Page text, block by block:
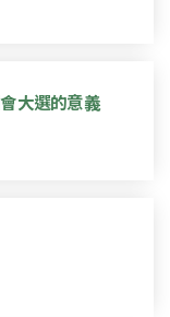
大選的意義